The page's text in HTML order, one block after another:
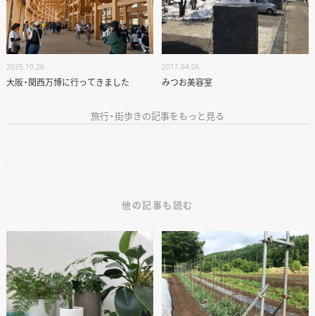
2025.10.26
大阪・関西万博に行ってきました
2017.04.06
みつお美容室
旅行・街歩きの記事をもっと見る
他の記事も読む